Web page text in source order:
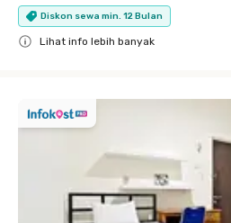
Diskon sewa min. 12 Bulan
Lihat info lebih banyak